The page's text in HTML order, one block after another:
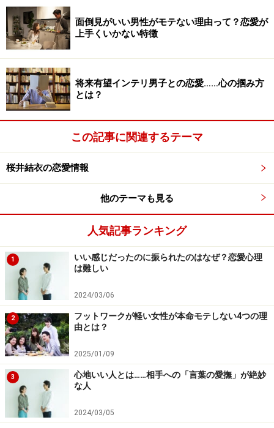
簡単な例を挙げると、AさんとBさんという二人の同年代
の男性がいたとします。Aさんは一流私立大学卒です
が、話しているうちにBさんが一流国立大学卒というこ
とが分かったとします。そのとたん、Aさんは、こんな
ことを言ったりするのです。「Bさんは、T大ですか！
すごいですね～いやあ本当にすごい！ 私なんて浪人して
も入れなかったんですよ。すると、Bさんは会社も超一
かして、世界中に別荘とかあるんじゃないですか？ 女性
にも困ったことがないでしょう？」なんて、イヤ～な感
ちなみに、彼らはコンプレックスさえ刺激しなければ、
優しい良い人に感じられます。つまり、彼らが「こじら
せオヤジ」の実態をさらしてしまうのは、コンプレック
スが刺激されてしまうような相手に出会ったときなので
す。ところが、本人はコンプレックスを刺激されてパニ
ック状態であっても、普段ちょっとカッコイイオジサマ
であればあるほど女性はしっかりと見ています。
「こじらせオヤジ」に対する女性の本音
これさえなければすごくイイオトコなのに……。
面倒見がいい男性がモテない理由って？恋愛が
上手くいかない特徴
将来有望インテリ男子との恋愛……心の掴み方
とは？
この記事に関連するテーマ
桜井結衣の恋愛情報
他のテーマも見る
人気記事ランキング
1
いい感じだったのに振られたのはなぜ？恋愛心理
は難しい
2024/03/06
2
フットワークが軽い女性が本命モテしない4つの理
由とは？
2025/01/09
3
心地いい人とは……相手への「言葉の愛撫」が絶妙
な人
2024/03/05